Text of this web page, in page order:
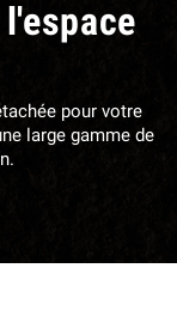
pour votre
large gamme de